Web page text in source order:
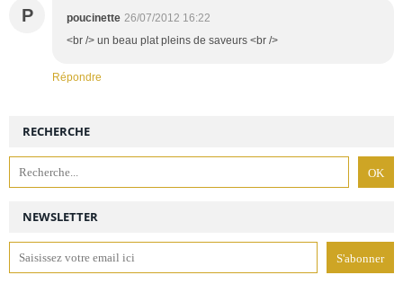
P poucinette 26/07/2012 16:22
<br /> un beau plat pleins de saveurs <br />
Répondre
NEWSLETTER
RECHERCHE